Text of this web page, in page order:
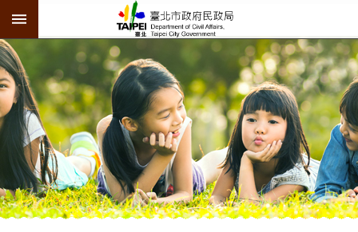
跳到主要內容區塊